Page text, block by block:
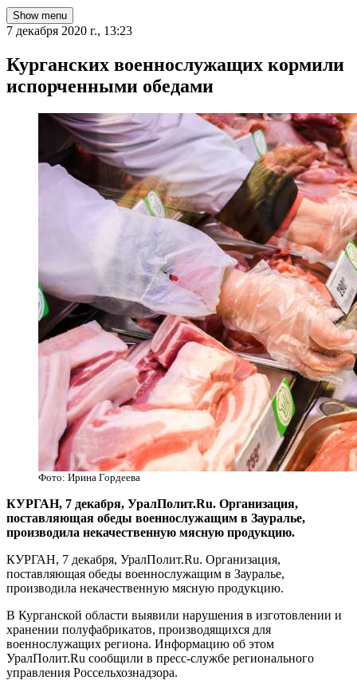
Show menu
7 декабря 2020 г., 13:23
Курганских военнослужащих кормили
испорченными обедами
Фото: Ирина Гордеева
​КУРГАН, 7 декабря, УралПолит.Ru. Организация,
поставляющая обеды военнослужащим в Зауралье,
производила некачественную мясную продукцию.
КУРГАН, 7 декабря, УралПолит.Ru. Организация,
поставляющая обеды военнослужащим в Зауралье,
производила некачественную мясную продукцию.
В Курганской области выявили нарушения в изготовлении и
хранении полуфабрикатов, производящихся для
военнослужащих региона. Информацию об этом
УралПолит.Ru сообщили в пресс-службе регионального
управления Россельхознадзора.